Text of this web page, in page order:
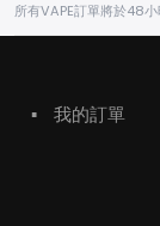
所有VAPE訂單將於48
▪ 我的訂單